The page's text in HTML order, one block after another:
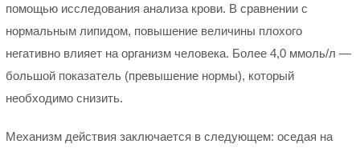
помощью исследования анализа крови. В сравнении с
нормальным липидом, повышение величины плохого
негативно влияет на организм человека. Более 4,0 ммоль/л —
большой показатель (превышение нормы), который
необходимо снизить.
Механизм действия заключается в следующем: оседая на